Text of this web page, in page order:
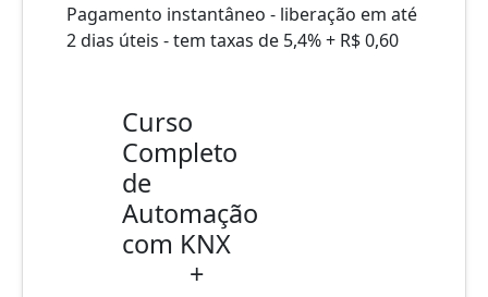
Pagamento instantâneo - liberação em até
2 dias úteis - tem taxas de 5,4% + R$ 0,60
Curso
Completo
de
Automação
com KNX
+